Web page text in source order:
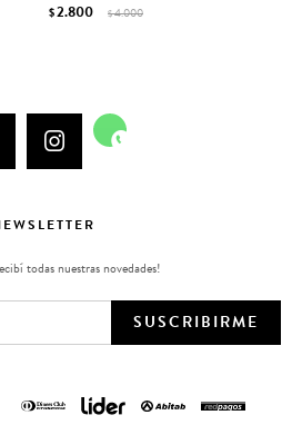
$2.800 $4.000
 
todas nuestras novedades!
SUSCRIBIRME